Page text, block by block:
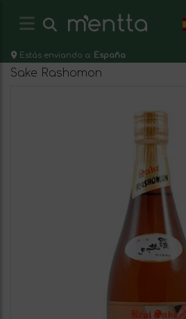
Estás enviando a: España
Sake Rashomon